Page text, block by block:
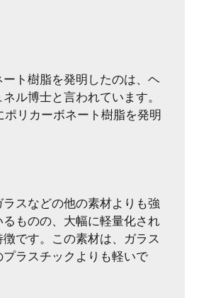
ート樹脂を発明したのは、ヘ
ル博士と言われています。
ポリカーボネート樹脂を発明
ラスなどの他の素材よりも強
るものの、大幅に軽量化され
です。この素材は、ガラス
ラスチックよりも軽いで